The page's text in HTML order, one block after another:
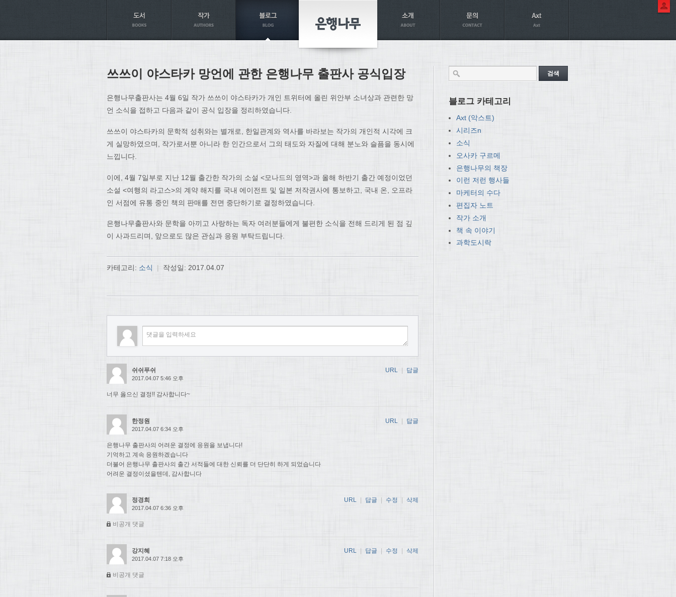
쓰쓰이 야스타카 망언에 관한 은행나무 출판사 공식입장
은행나무출판사는 4월 6일 작가 쓰쓰이 야스타카가 개인 트위터에 올린 위안부 소녀상과 관련한 망
언 소식을 접하고 다음과 같이 공식 입장을 정리하였습니다.
쓰쓰이 야스타카의 문학적 성취와는 별개로, 한일관계와 역사를 바라보는 작가의 개인적 시각에 크
게 실망하였으며, 작가로서뿐 아니라 한 인간으로서 그의 태도와 자질에 대해 분노와 슬픔을 동시에
느낍니다.
이에, 4월 7일부로 지난 12월 출간한 작가의 소설 <모나드의 영역>과 올해 하반기 출간 예정이었던
소설 <여행의 라고스>의 계약 해지를 국내 에이전트 및 일본 저작권사에 통보하고, 국내 온, 오프라
인 서점에 유통 중인 책의 판매를 전면 중단하기로 결정하였습니다.
은행나무출판사와 문학을 아끼고 사랑하는 독자 여러분들에게 불편한 소식을 전해 드리게 된 점 깊
이 사과드리며, 앞으로도 많은 관심과 응원 부탁드립니다.
카테고리: 소식 | 작성일: 2017.04.07
쉬쉬푸쉬
2017.04.07 5:46 오후
너무 옳으신 결정!! 감사합니다~
URL | 답글
한정원
2017.04.07 6:34 오후
은행나무 출판사의 어려운 결정에 응원을 보냅니다!
기억하고 계속 응원하겠습니다
더불어 은행나무 출판사의 출간 서적들에 대한 신뢰를 더 단단히 하게 되었습니다
어려운 결정이셨을텐데, 감사합니다
URL | 답글
정경희
2017.04.07 6:36 오후
비공개 댓글
URL 답글 수정 삭제
강지혜
2017.04.07 7:18 오후
비공개 댓글
URL 답글 수정 삭제
블로그 카테고리
Axt (악스트)
시리즈n
소식
오사카 구르메
은행나무의 책장
이런 저런 행사들
마케터의 수다
편집자 노트
작가 소개
책 속 이야기
과학도시락